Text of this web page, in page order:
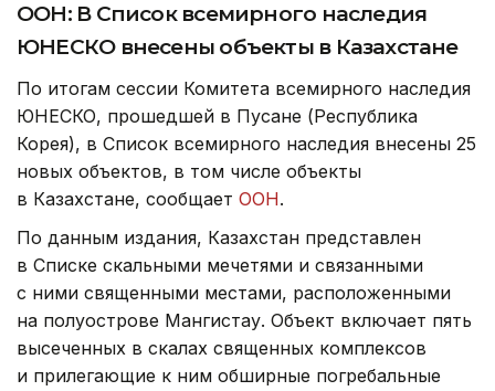
ООН: В Список всемирного наследия
ЮНЕСКО внесены объекты в Казахстане
По итогам сессии Комитета всемирного наследия
ЮНЕСКО, прошедшей в Пусане (Республика
Корея), в Список всемирного наследия внесены 25
новых объектов, в том числе объекты
в Казахстане, сообщает ООН.
По данным издания, Казахстан представлен
в Списке скальными мечетями и связанными
с ними священными местами, расположенными
на полуострове Мангистау. Объект включает пять
высеченных в скалах священных комплексов
и прилегающие к ним обширные погребальные